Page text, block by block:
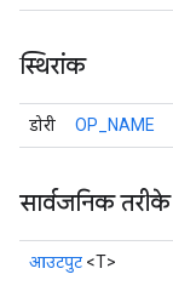
स्थिरांक
डोरी OP_NAME
सार्वजनिक तरीके
आउटपुट <T>